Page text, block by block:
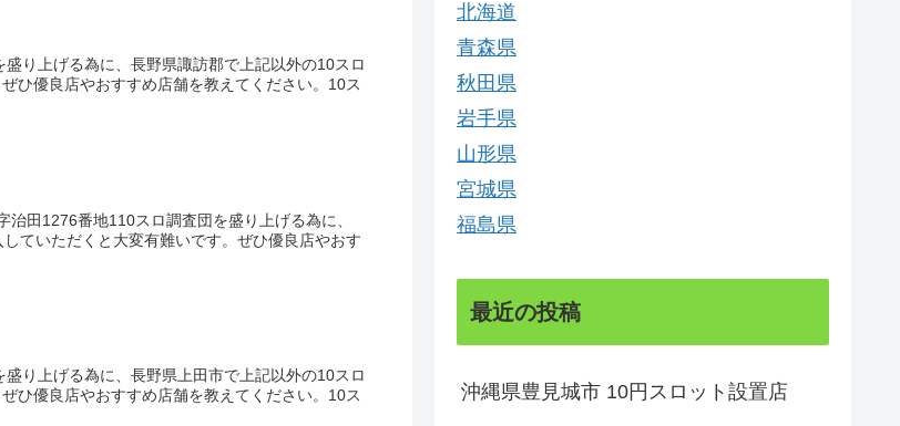
り上げる為に、長野県諏訪郡で上記以外の10スロ
ひ優良店やおすすめ店舗を教えてください。10ス
田1276番地110スロ調査団を盛り上げる為に、
ていただくと大変有難いです。ぜひ優良店やおす
り上げる為に、長野県上田市で上記以外の10スロ
ひ優良店やおすすめ店舗を教えてください。10ス
北海道
青森県
秋田県
岩手県
山形県
宮城県
福島県
最近の投稿
沖縄県豊見城市 10円スロット設置店